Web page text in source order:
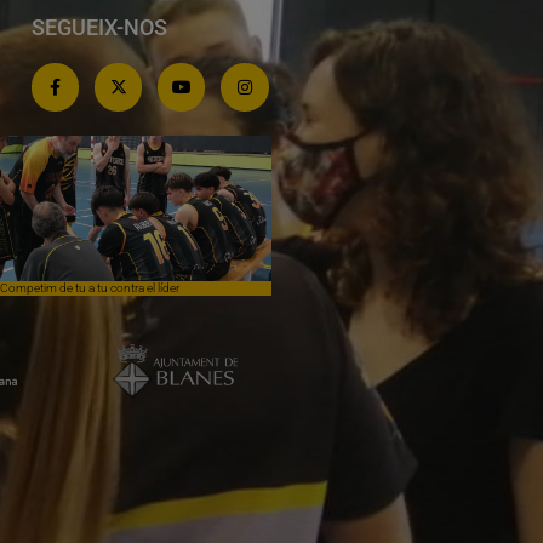
SEGUEIX-NOS
Competim de tu a tu contra el líder